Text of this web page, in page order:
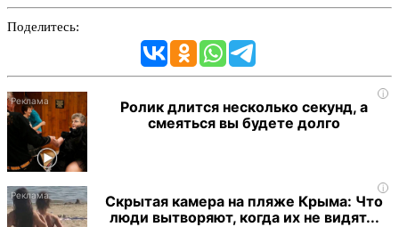
Поделитесь:
i
Ролик длится несколько секунд, а
смеяться вы будете долго
i
Скрытая камера на пляже Крыма: Что
люди вытворяют, когда их не видят...